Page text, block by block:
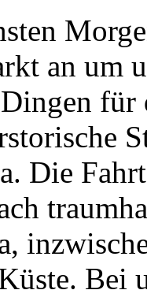
an um
für
Die
Bei